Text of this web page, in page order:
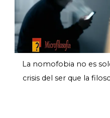
La nomofobia no es
crisis del ser que la